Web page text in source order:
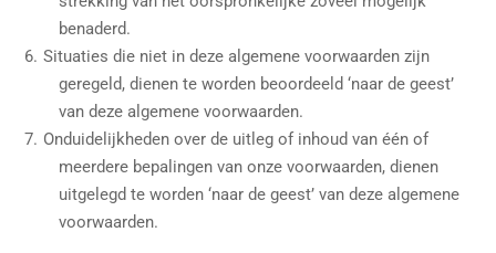
benaderd.
Situaties die niet in deze algemene voorwaarden zijn
geregeld, dienen te worden beoordeeld ‘naar de geest’
van deze algemene voorwaarden.
Onduidelijkheden over de uitleg of inhoud van één of
meerdere bepalingen van onze voorwaarden, dienen
uitgelegd te worden ‘naar de geest’ van deze algemene
voorwaarden.